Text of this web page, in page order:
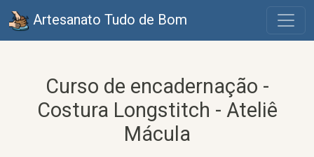
Artesanato Tudo de Bom
Curso de encadernação -
Costura Longstitch - Ateliê
Mácula